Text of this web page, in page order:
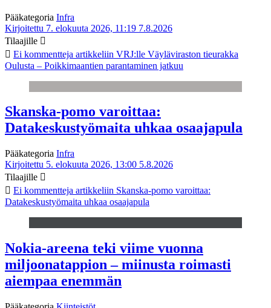
Pääkategoria Infra
Kirjoitettu 7. elokuuta 2026, 11:19 7.8.2026
Tilaajille
Ei kommentteja artikkeliin VRJ:lle Väyläviraston tieurakka
Oulusta – Poikkimaantien parantaminen jatkuu
Skanska-pomo varoittaa:
Datakeskustyömaita uhkaa osaajapula
Pääkategoria Infra
Kirjoitettu 5. elokuuta 2026, 13:00 5.8.2026
Tilaajille
Ei kommentteja artikkeliin Skanska-pomo varoittaa:
Datakeskustyömaita uhkaa osaajapula
Nokia-areena teki viime vuonna
miljoonatappion – miinusta roimasti
aiempaa enemmän